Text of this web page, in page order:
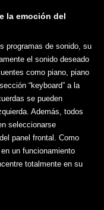
la emoción del
programas de sonido, su
el sonido deseado
como piano, piano
“keyboard” a la
se pueden
Además, todos
seleccionarse
panel frontal. Como
un funcionamiento
totalmente en su